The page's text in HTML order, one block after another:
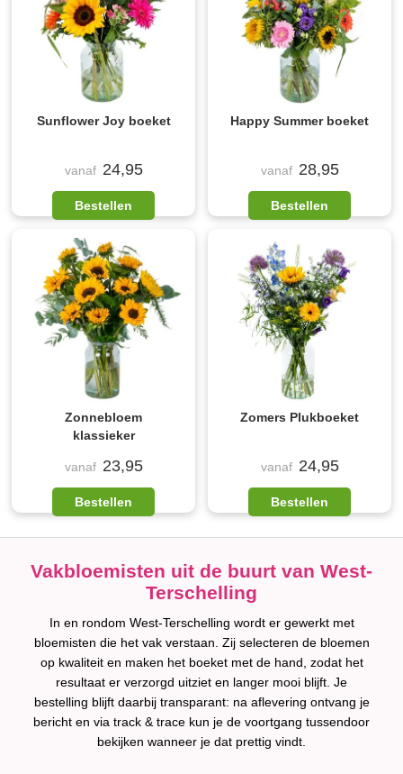
Sunflower Joy boeket
vanaf 24,95
Bestellen
Happy Summer boeket
vanaf 28,95
Bestellen
Zonnebloem
klassieker
vanaf 23,95
Bestellen
Zomers Plukboeket
vanaf 24,95
Bestellen
Vakbloemisten uit de buurt van West-
Terschelling
In en rondom West-Terschelling wordt er gewerkt met
bloemisten die het vak verstaan. Zij selecteren de bloemen
op kwaliteit en maken het boeket met de hand, zodat het
resultaat er verzorgd uitziet en langer mooi blijft. Je
bestelling blijft daarbij transparant: na aflevering ontvang je
bericht en via track & trace kun je de voortgang tussendoor
bekijken wanneer je dat prettig vindt.